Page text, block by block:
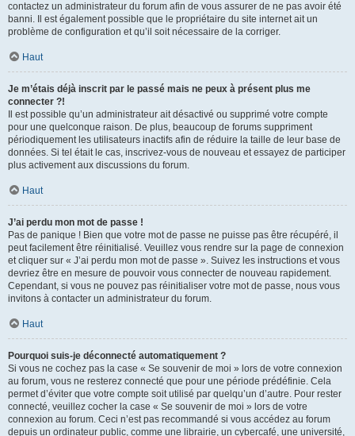
contactez un administrateur du forum afin de vous assurer de ne pas avoir été
banni. Il est également possible que le propriétaire du site internet ait un
problème de configuration et qu’il soit nécessaire de la corriger.
Haut
Je m’étais déjà inscrit par le passé mais ne peux à présent plus me
connecter ?!
Il est possible qu’un administrateur ait désactivé ou supprimé votre compte
pour une quelconque raison. De plus, beaucoup de forums suppriment
périodiquement les utilisateurs inactifs afin de réduire la taille de leur base de
données. Si tel était le cas, inscrivez-vous de nouveau et essayez de participer
plus activement aux discussions du forum.
Haut
J’ai perdu mon mot de passe !
Pas de panique ! Bien que votre mot de passe ne puisse pas être récupéré, il
peut facilement être réinitialisé. Veuillez vous rendre sur la page de connexion
et cliquer sur « J’ai perdu mon mot de passe ». Suivez les instructions et vous
devriez être en mesure de pouvoir vous connecter de nouveau rapidement.
Cependant, si vous ne pouvez pas réinitialiser votre mot de passe, nous vous
invitons à contacter un administrateur du forum.
Haut
Pourquoi suis-je déconnecté automatiquement ?
Si vous ne cochez pas la case « Se souvenir de moi » lors de votre connexion
au forum, vous ne resterez connecté que pour une période prédéfinie. Cela
permet d’éviter que votre compte soit utilisé par quelqu’un d’autre. Pour rester
connecté, veuillez cocher la case « Se souvenir de moi » lors de votre
connexion au forum. Ceci n’est pas recommandé si vous accédez au forum
depuis un ordinateur public, comme une librairie, un cybercafé, une université,